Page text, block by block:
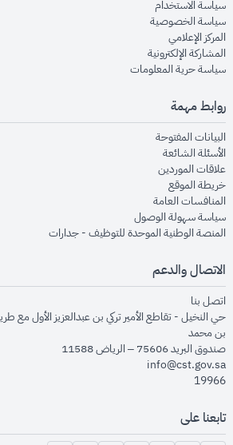
سياسة الاستخدام
سياسة الخصوصيةopens in new window
المركز الإعلاميopens in new window
المشاركة الإلكترونيةopens in new window
سياسة حرية المعلوماتopens in new window
روابط مهمة
البيانات المفتوحةopens in new window
الأسئلة الشائعةopens in new window
علاقات الموردينopens in new window
خريطة الموقعopens in new window
المنافسات العامةopens in new window
سياسة سهولة الوصولopens in new window
المنصة الوطنية الموحدة للتوظيف - جداراتwindow
الاتصال والدعم
اتصل بنا
حي النخيل - تقاطع الأمير تركي بن عبدالعزيز الأول مع
بن محمد
صندوق البريد 75606 – الرياض 11588
info@cst.gov.sa
19966
تابعنا على